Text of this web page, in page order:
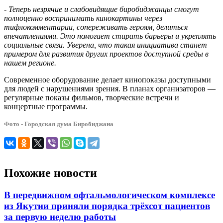
- Теперь незрячие и слабовидящие биробиджанцы смогут
полноценно воспринимать кинокартины через
тифлокомментарии, сопереживать героям, делиться
впечатлениями. Это помогает стирать барьеры и укреплять
социальные связи. Уверена, что такая инициатива станет
примером для развития других проектов доступной среды в
нашем регионе.
Современное оборудование делает кинопоказы доступными
для людей с нарушениями зрения. В планах организаторов —
регулярные показы фильмов, творческие встречи и
концертные программы.
Фото - Городская дума Биробиджана
Похожие новости
В передвижном офтальмологическом комплексе
из Якутии приняли порядка трёхсот пациентов
за первую неделю работы